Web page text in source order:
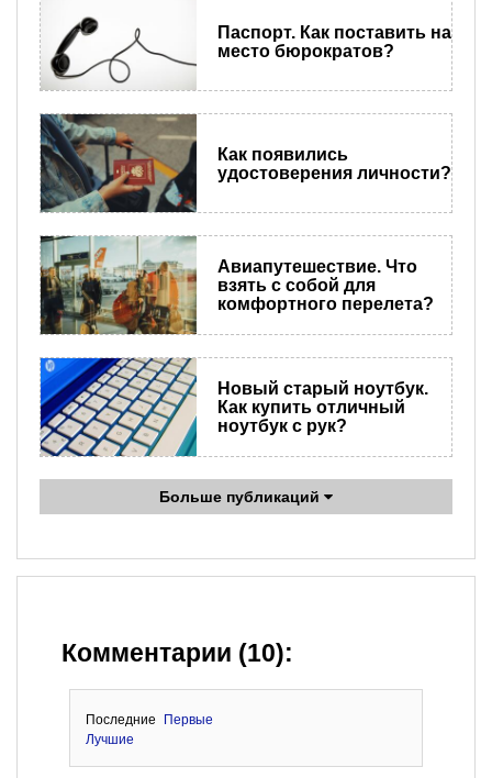
Паспорт. Как поставить на
место бюрократов?
Как появились
удостоверения личности?
Авиапутешествие. Что
взять с собой для
комфортного перелета?
Новый старый ноутбук.
Как купить отличный
ноутбук с рук?
Больше публикаций
Комментарии (10):
Последние
Первые
Лучшие